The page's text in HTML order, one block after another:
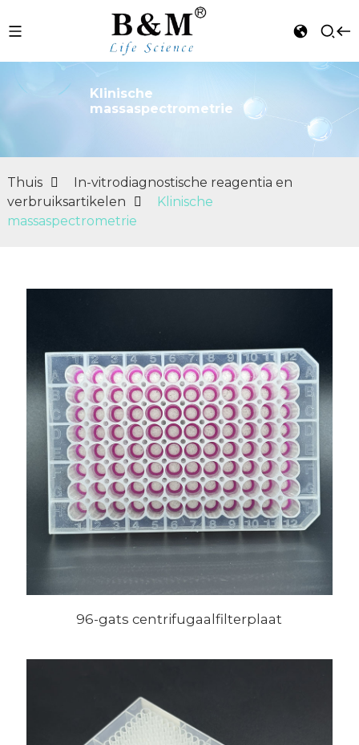
Klinische
massaspectrometrie
Thuis
In-vitrodiagnostische reagentia en
verbruiksartikelen
Klinische
massaspectrometrie
96-gats centrifugaalfilterplaat